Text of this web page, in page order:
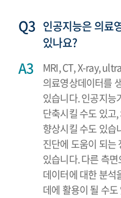
인공지능은 의료
있나요?
MRI, CT, X-ray,
의료영상데이터를
있습니다. 인공지능
단축시킬 수도 있고
향상시킬 수도 있습
진단에 도움이 되는
있습니다. 다른 측
데이터에 대한 분석
데에 활용이 될 수